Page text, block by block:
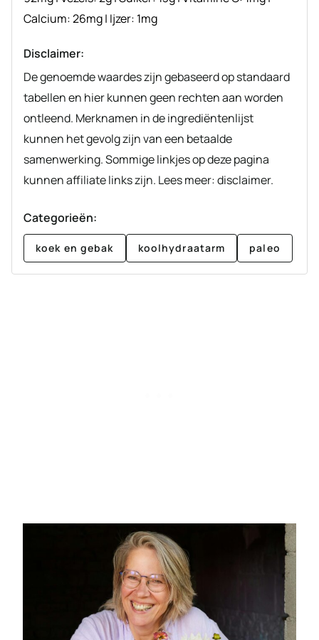
Calcium:26mg| Ijzer: 1mg
Disclaimer:
De genoemde waardes zijn gebaseerd op standaard
tabellen en hier kunnen geen rechten aan worden
ontleend. Merknamen in de ingrediëntenlijst
kunnen het gevolg zijn van een betaalde
samenwerking. Sommige linkjes op deze pagina
kunnen affiliate links zijn. Lees meer: disclaimer.
Categorieën:
koek en gebak koolhydraatarm paleo